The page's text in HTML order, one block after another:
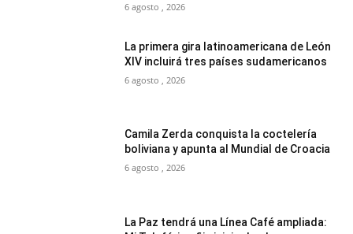
6 agosto , 2026
La primera gira latinoamericana de León
XIV incluirá tres países sudamericanos
6 agosto , 2026
Camila Zerda conquista la coctelería
boliviana y apunta al Mundial de Croacia
6 agosto , 2026
La Paz tendrá una Línea Café ampliada: